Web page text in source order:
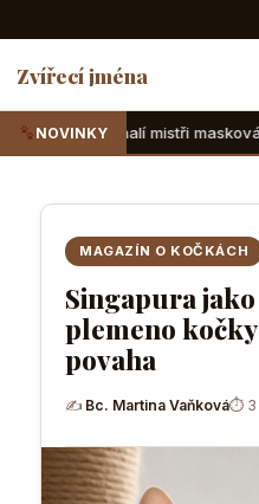
Zvířecí jména
NOVINKY
mistři maskování, které v teráriu
MAGAZÍN O KOČKÁCH
Singapura
plemeno kočky
povaha
✍ Bc. Martina Vaňková⏱ 3